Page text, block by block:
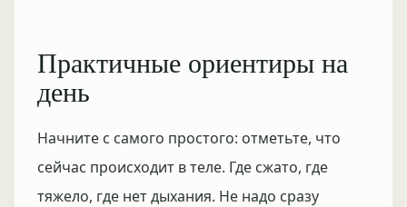
Практичные ориентиры на
день
Начните с самого простого: отметьте, что
сейчас происходит в теле. Где сжато, где
тяжело, где нет дыхания. Не надо сразу